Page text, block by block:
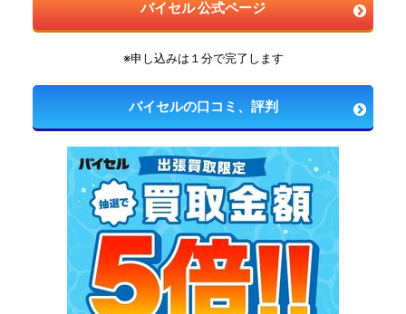
バイセル 公式ページ
※申し込みは１分で完了します
バイセルの口コミ、評判